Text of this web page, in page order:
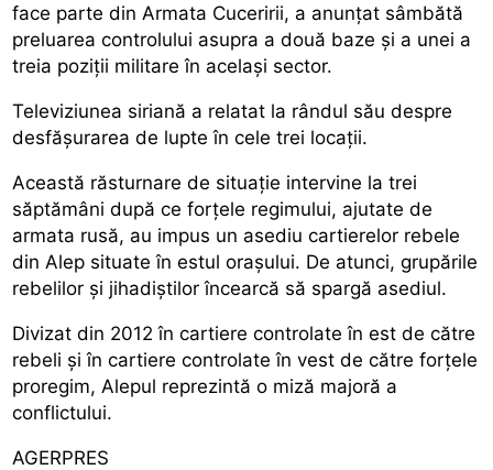
face parte din Armata Cuceririi, a anunțat sâmbătă
preluarea controlului asupra a două baze și a unei a
treia poziții militare în același sector.
Televiziunea siriană a relatat la rândul său despre
desfășurarea de lupte în cele trei locații.
Această răsturnare de situație intervine la trei
săptămâni după ce forțele regimului, ajutate de
armata rusă, au impus un asediu cartierelor rebele
din Alep situate în estul orașului. De atunci, grupările
rebelilor și jihadiștilor încearcă să spargă asediul.
Divizat din 2012 în cartiere controlate în est de către
rebeli și în cartiere controlate în vest de către forțele
proregim, Alepul reprezintă o miză majoră a
conflictului.
AGERPRES